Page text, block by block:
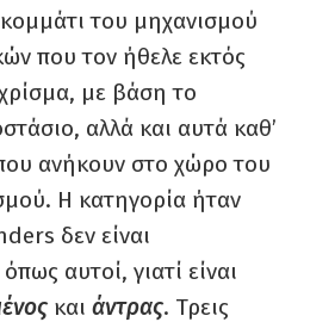
του μηχανισμού
που τον ήθελε εκτός
με βάση το
αλλά και αυτά καθ’
ανήκουν στο χώρο του
Η κατηγορία ήταν
δεν είναι
αυτοί, γιατί είναι
και άντρας. Τρεις